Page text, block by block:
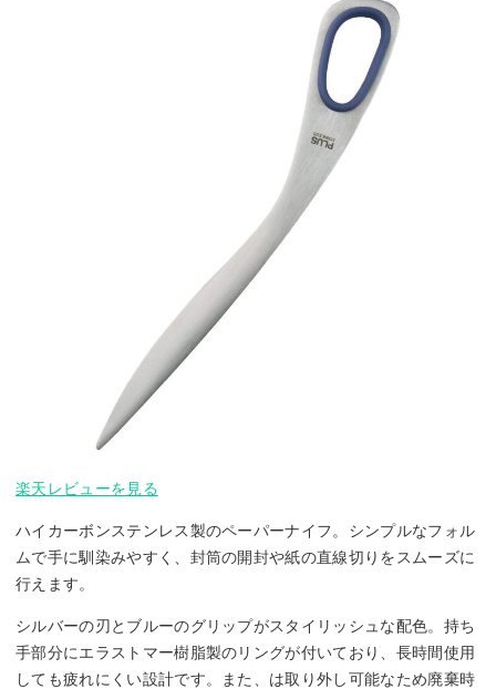
楽天レビューを見る
ハイカーボンステンレス製のペーパーナイフ。シンプルなフォル
ムで手に馴染みやすく、封筒の開封や紙の直線切りをスムーズに
行えます。
シルバーの刃とブルーのグリップがスタイリッシュな配色。持ち
手部分にエラストマー樹脂製のリングが付いており、長時間使用
しても疲れにくい設計です。また、は取り外し可能なため廃棄時